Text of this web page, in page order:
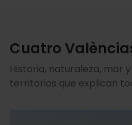
Cuatro
Historia, naturaleza, mar
territorios que explican